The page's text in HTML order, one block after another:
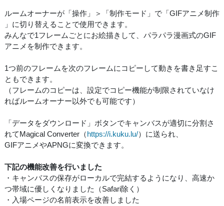
ルームオーナーが「操作」＞「制作モード」で「GIFアニメ制作
」に切り替えることで使用できます。
みんなで1フレームごとにお絵描きして、パラパラ漫画式のGIF
アニメを制作できます。
1つ前のフレームを次のフレームにコピーして動きを書き足すこ
ともできます。
（フレームのコピーは、設定でコピー機能が制限されていなけ
ればルームオーナー以外でも可能です）
「データをダウンロード」ボタンでキャンバスが適切に分割さ
れてMagical Converter（https://i.kuku.lu/）に送られ、
GIFアニメやAPNGに変換できます。
下記の機能改善を行いました
・キャンバスの保存がローカルで完結するようになり、高速か
つ帯域に優しくなりました（Safari除く）
・入場ページの名前表示を改善しました